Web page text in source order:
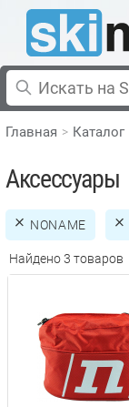
Главная Каталог
Аксессуары
NONAME
Найдено 3 товаров